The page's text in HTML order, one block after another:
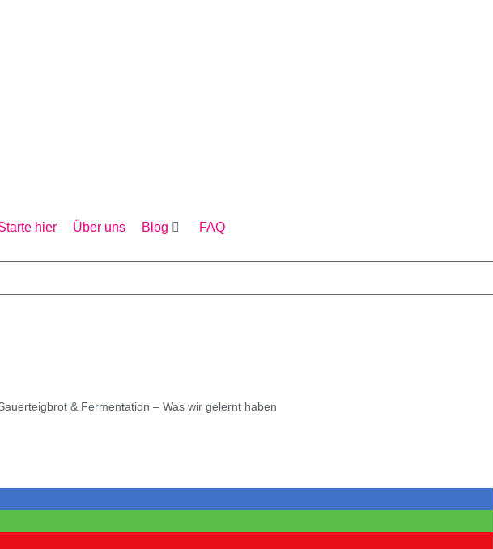
hier Über uns Blog FAQ
& Fermentation – Was wir gelernt haben